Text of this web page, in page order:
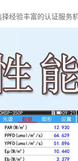
经验丰富的认证服务